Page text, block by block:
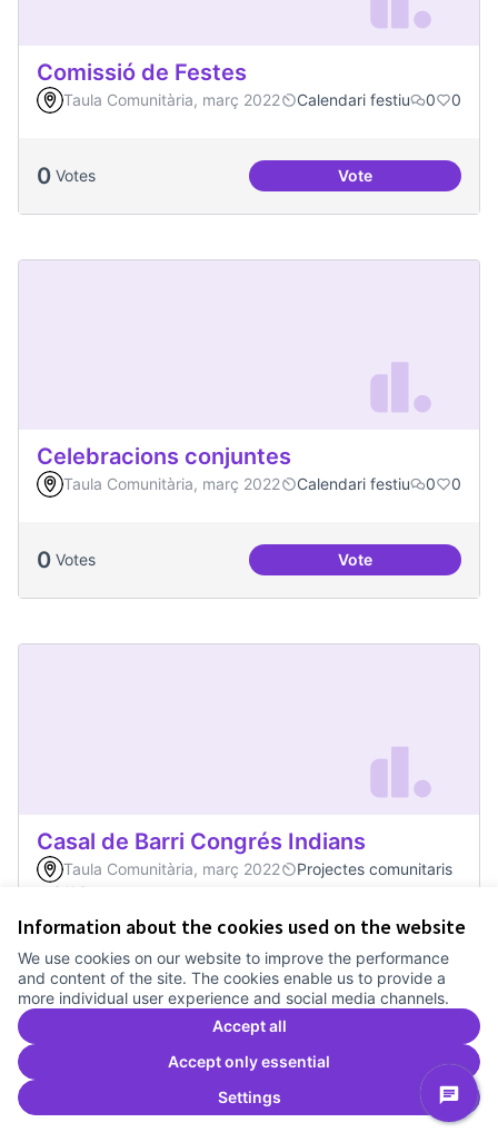
Information about the cookies used on the website
We use cookies on our website to improve the performance
and content of the site. The cookies enable us to provide a
more individual user experience and social media channels.
Accept all
Accept only essential
Settings
Comissió de Festes
Taula Comunitària, març 2022 Calendari festiu 0 0
0 Votes VoteComissió de
Celebracions conjuntes
Taula Comunitària, març 2022 Calendari festiu 0 0
0 Votes VoteCelebracions
Casal de Barri Congrés Indians
Taula Comunitària, març 2022
Projectes comunitaris
0
0
0 Votes VoteCasal de Barri